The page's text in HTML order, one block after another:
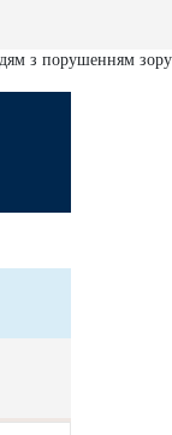
з порушенням зору